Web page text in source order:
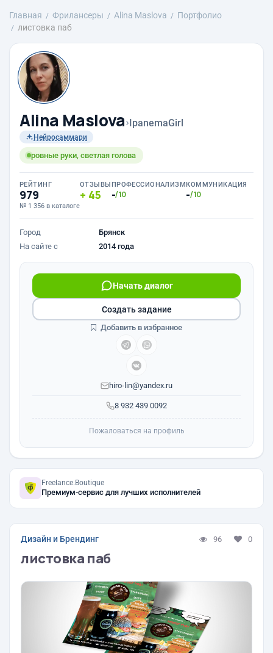
Главная Фрилансеры Alina Maslova
Портфолио
листовка паб
Alina Maslova›IpanemaGirl
Нейросаммари
ровные руки, светлая голова
РЕЙТИНГ
979
№ 1 356 в каталоге
ОТЗЫВЫ
45
ПРОФЕССИОНАЛИЗМ
-/10
КОММУНИКАЦИЯ
-/10
Город
Брянск
На сайте с
2014 года
8 932 439 0092
Начать диалог
hiro-lin@yandex.ru
Создать задание
Добавить в избранное
Пожаловаться на профиль
Freelance.Boutique
Премиум-сервис для лучших исполнителей
Дизайн и Брендинг 96 0
листовка паб